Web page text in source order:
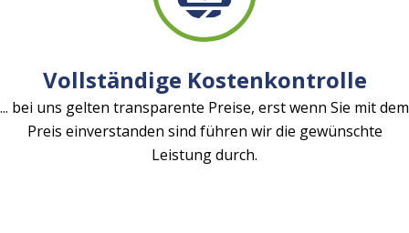
Vollständige Kostenkontrolle
... bei uns gelten transparente Preise, erst wenn Sie mit dem
Preis einverstanden sind führen wir die gewünschte
Leistung durch.